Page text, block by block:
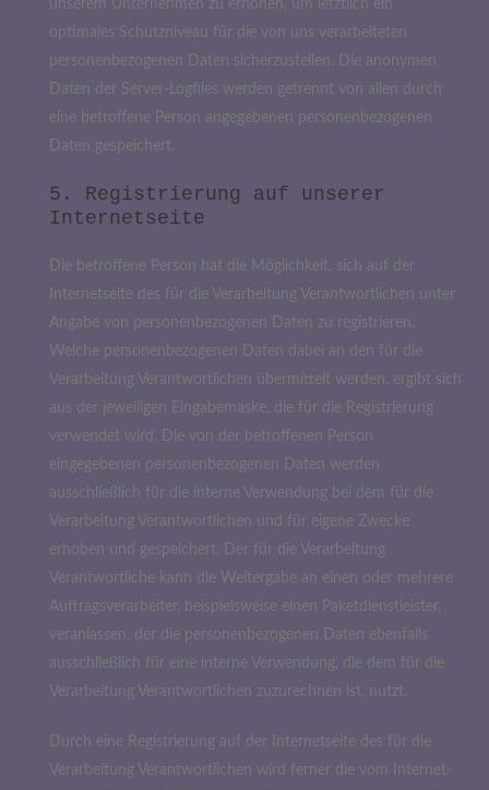
unserem Unternehmen zu erhöhen, um letztlich ein
optimales Schutzniveau für die von uns verarbeiteten
personenbezogenen Daten sicherzustellen. Die anonymen
Daten der Server-Logfiles werden getrennt von allen durch
eine betroffene Person angegebenen personenbezogenen
Daten gespeichert.
5. Registrierung auf unserer
Internetseite
Die betroffene Person hat die Möglichkeit, sich auf der
Internetseite des für die Verarbeitung Verantwortlichen unter
Angabe von personenbezogenen Daten zu registrieren.
Welche personenbezogenen Daten dabei an den für die
Verarbeitung Verantwortlichen übermittelt werden, ergibt sich
aus der jeweiligen Eingabemaske, die für die Registrierung
verwendet wird. Die von der betroffenen Person
eingegebenen personenbezogenen Daten werden
ausschließlich für die interne Verwendung bei dem für die
Verarbeitung Verantwortlichen und für eigene Zwecke
erhoben und gespeichert. Der für die Verarbeitung
Verantwortliche kann die Weitergabe an einen oder mehrere
Auftragsverarbeiter, beispielsweise einen Paketdienstleister,
veranlassen, der die personenbezogenen Daten ebenfalls
ausschließlich für eine interne Verwendung, die dem für die
Verarbeitung Verantwortlichen zuzurechnen ist, nutzt.
Durch eine Registrierung auf der Internetseite des für die
Verarbeitung Verantwortlichen wird ferner die vom Internet-